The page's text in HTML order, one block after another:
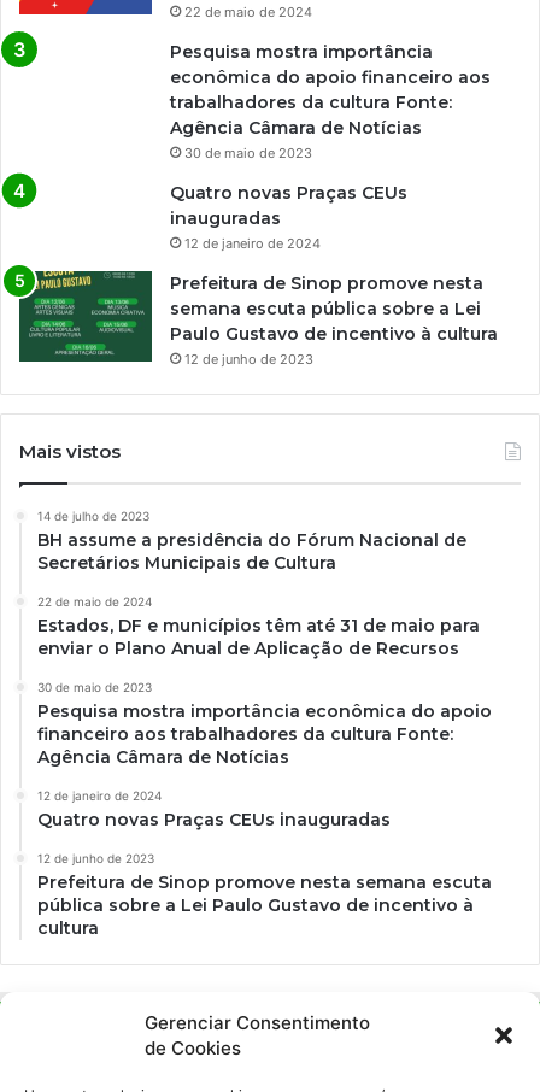
Gerenciar Consentimento
de Cookies
22 de maio de 2024
Pesquisa mostra importância
econômica do apoio financeiro aos
trabalhadores da cultura Fonte:
Agência Câmara de Notícias
30 de maio de 2023
Quatro novas Praças CEUs
inauguradas
12 de janeiro de 2024
Prefeitura de Sinop promove nesta
semana escuta pública sobre a Lei
Paulo Gustavo de incentivo à cultura
12 de junho de 2023
Mais vistos
14 de julho de 2023
BH assume a presidência do Fórum Nacional de
Secretários Municipais de Cultura
22 de maio de 2024
Estados, DF e municípios têm até 31 de maio para
enviar o Plano Anual de Aplicação de Recursos
30 de maio de 2023
Pesquisa mostra importância econômica do apoio
financeiro aos trabalhadores da cultura Fonte:
Agência Câmara de Notícias
12 de janeiro de 2024
Quatro novas Praças CEUs inauguradas
12 de junho de 2023
Prefeitura de Sinop promove nesta semana escuta
pública sobre a Lei Paulo Gustavo de incentivo à
cultura